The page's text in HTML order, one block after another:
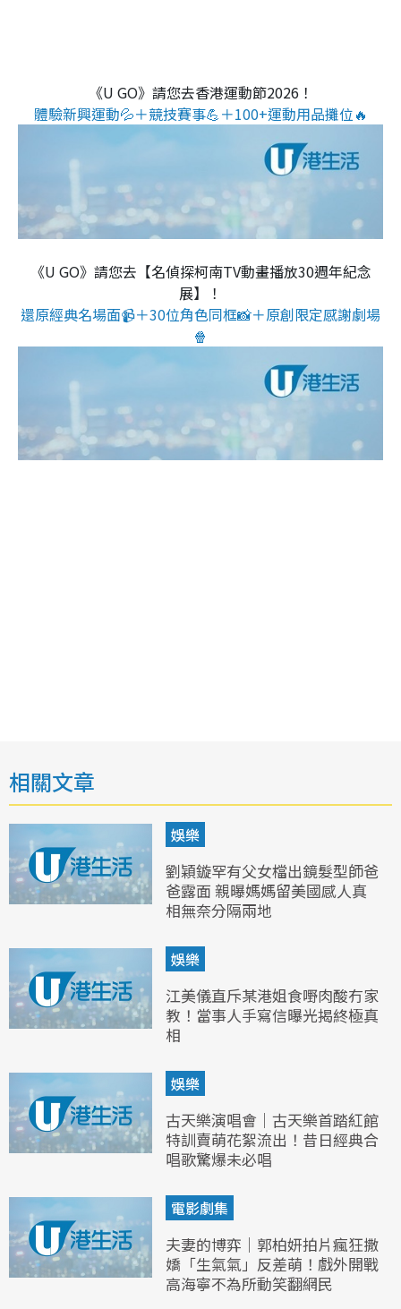
《U GO》請您去香港運動節2026！
體驗新興運動💦＋競技賽事💪＋100+運動用品攤位🔥
《U GO》請您去【名偵探柯南TV動畫播放30週年紀念
展】！
還原經典名場面📹＋30位角色同框📸＋原創限定感謝劇場
🍿
相關文章
娛樂
劉穎鏇罕有父女檔出鏡髮型師爸
爸露面 親曝媽媽留美國感人真
相無奈分隔兩地
娛樂
江美儀直斥某港姐食嘢肉酸冇家
教！當事人手寫信曝光揭終極真
相
娛樂
古天樂演唱會｜古天樂首踏紅館
特訓賣萌花絮流出！昔日經典合
唱歌驚爆未必唱
電影劇集
夫妻的博弈｜郭柏妍拍片瘋狂撒
嬌「生氣氣」反差萌！戲外開戰
高海寧不為所動笑翻網民